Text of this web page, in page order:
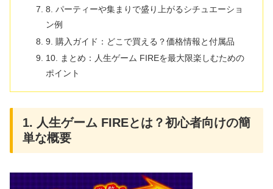
8. パーティーや集まりで盛り上がるシチュエーショ
ン例
9. 購入ガイド：どこで買える？価格情報と付属品
10. まとめ：人生ゲーム FIREを最大限楽しむための
ポイント
1. 人生ゲーム FIREとは？初心者向けの簡
単な概要